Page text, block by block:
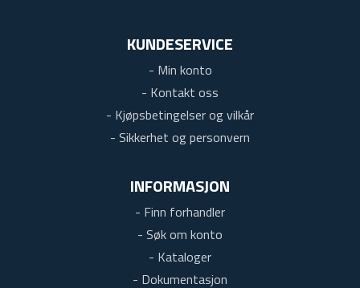
KUNDESERVICE
- Min konto
- Kontakt oss
- Kjøpsbetingelser og vilkår
- Sikkerhet og personvern
INFORMASJON
- Finn forhandler
- Søk om konto
- Kataloger
- Dokumentasjon